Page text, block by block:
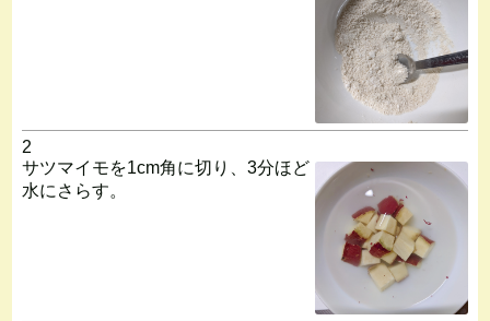
2
サツマイモを1cm角に切り、3分ほど
水にさらす。